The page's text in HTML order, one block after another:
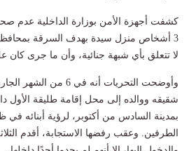
كشفت أجهزة الأمن بوزارة الداخلية عدم
3 أشخاص منزل سيدة بهدف السرقة
لا تتعلق بأي شبهة جنائية، وأن ما جرى كان
وأوضحت التحريات أنه
شقيقه ووالده إلى محل إقامة طليقة الأول
بمدينة السادس من أكتوبر، لرؤية أبنائه في
الطرفين. وعقب رفضها الاستجابة، أقدم